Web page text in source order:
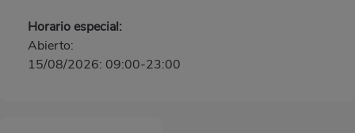
Horario especial:
Abierto:
15/08/2026: 09:00-23:00